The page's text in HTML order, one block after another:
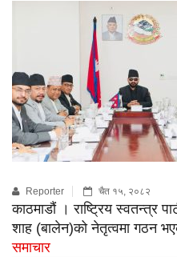
Reporter चैत १५, २०८२
काठमाडौं । राष्ट्रिय स्वतन्त्र
शाह (बालेन)को नेतृत्वमा गठन
समाचार